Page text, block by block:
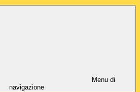
Menu di
navigazione